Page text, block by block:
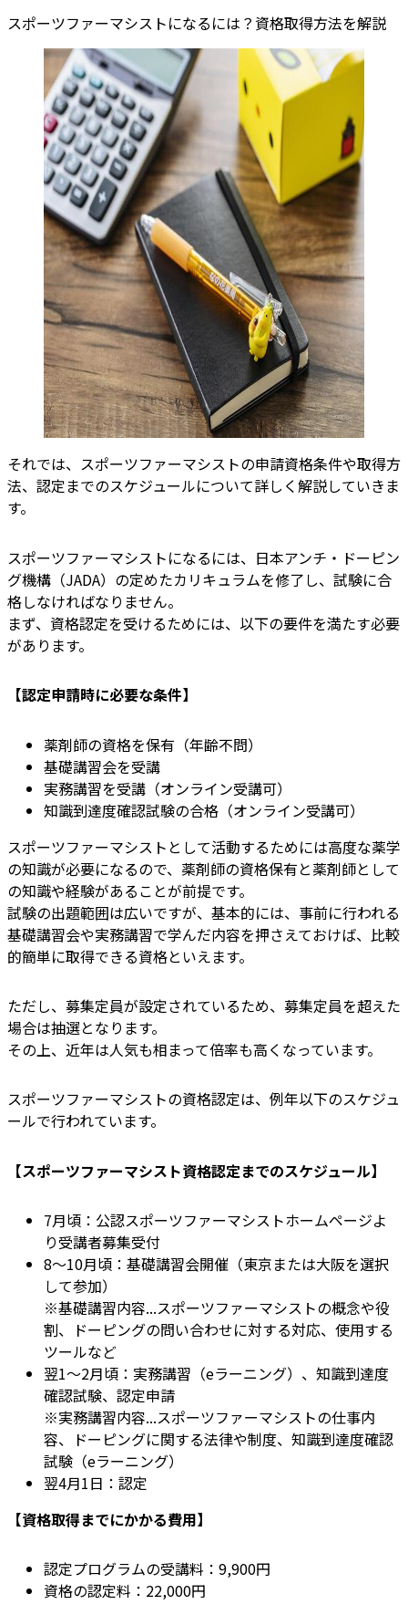
スポーツファーマシストになるには？資格取得方法を解説
それでは、スポーツファーマシストの申請資格条件や取得方
法、認定までのスケジュールについて詳しく解説していきま
す。
スポーツファーマシストになるには、日本アンチ・ドーピン
グ機構（JADA）の定めたカリキュラムを修了し、試験に合
格しなければなりません。
まず、資格認定を受けるためには、以下の要件を満たす必要
があります。
【認定申請時に必要な条件】
薬剤師の資格を保有（年齢不問）
基礎講習会を受講
実務講習を受講（オンライン受講可）
知識到達度確認試験の合格（オンライン受講可）
スポーツファーマシストとして活動するためには高度な薬学
の知識が必要になるので、薬剤師の資格保有と薬剤師として
の知識や経験があることが前提です。
試験の出題範囲は広いですが、基本的には、事前に行われる
基礎講習会や実務講習で学んだ内容を押さえておけば、比較
的簡単に取得できる資格といえます。
ただし、募集定員が設定されているため、募集定員を超えた
場合は抽選となります。
その上、近年は人気も相まって倍率も高くなっています。
スポーツファーマシストの資格認定は、例年以下のスケジュ
ールで行われています。
【スポーツファーマシスト資格認定までのスケジュール】
7月頃：公認スポーツファーマシストホームページよ
り受講者募集受付
8～10月頃：基礎講習会開催（東京または大阪を選択
して参加）
※基礎講習内容...スポーツファーマシストの概念や役
割、ドーピングの問い合わせに対する対応、使用する
ツールなど
翌1〜2月頃：実務講習（eラーニング）、知識到達度
確認試験、認定申請
※実務講習内容...スポーツファーマシストの仕事内
容、ドーピングに関する法律や制度、知識到達度確認
試験（eラーニング）
翌4月1日：認定
【資格取得までにかかる費用】
認定プログラムの受講料：9,900円
資格の認定料：22,000円